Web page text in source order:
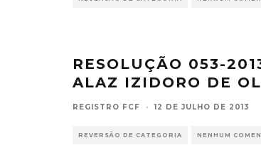
RESOLUÇÃO 053-
ALAZ IZIDORO DE
REGISTRO FCF · 12 DE JULHO DE 2013
REVERSÃO DE CATEGORIA NENHUM